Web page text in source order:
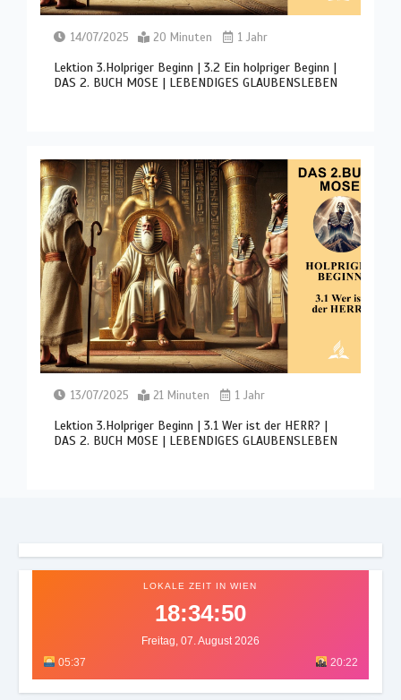
14/07/2025 20 Minuten 1 Jahr
Lektion 3.Holpriger Beginn | 3.2 Ein holpriger Beginn |
DAS 2. BUCH MOSE | LEBENDIGES GLAUBENSLEBEN
13/07/2025 21 Minuten 1 Jahr
Lektion 3.Holpriger Beginn | 3.1 Wer ist der HERR? |
DAS 2. BUCH MOSE | LEBENDIGES GLAUBENSLEBEN
LOKALE ZEIT IN WIEN
18:34:53
Freitag, 07. August 2026
05:37
20:22